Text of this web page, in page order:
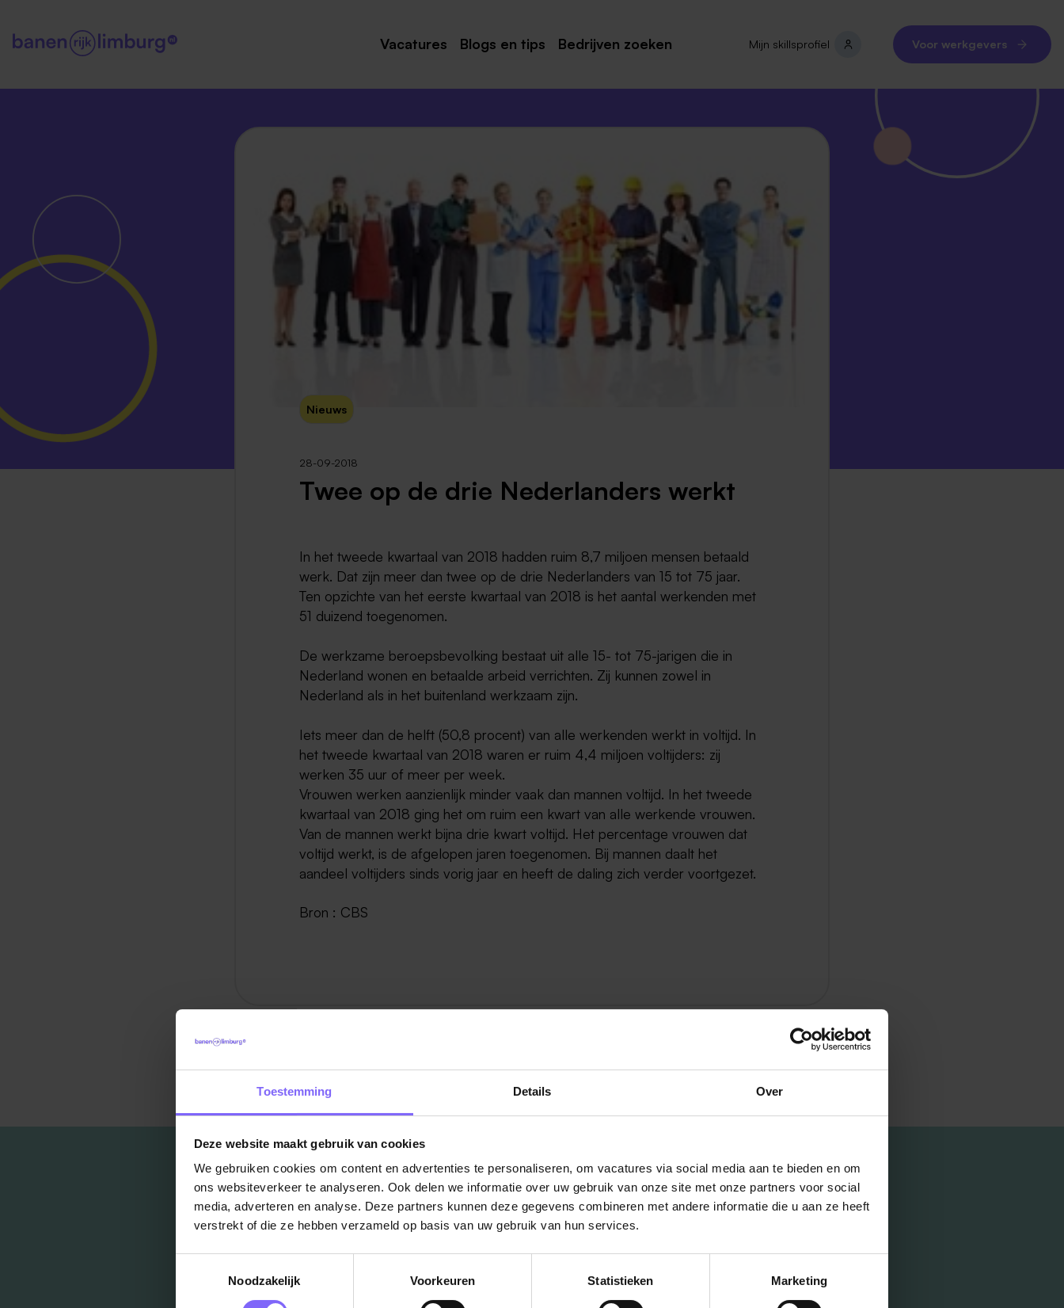
Toestemming Details Over
Deze website maakt gebruik van cookies
We gebruiken cookies om content en advertenties te personaliseren, om vacatures via social media aan te bieden en om
ons websiteverkeer te analyseren. Ook delen we informatie over uw gebruik van onze site met onze partners voor social
media, adverteren en analyse. Deze partners kunnen deze gegevens combineren met andere informatie die u aan ze heeft
verstrekt of die ze hebben verzameld op basis van uw gebruik van hun services.
Noodzakelijk
Voorkeuren Statistieken Marketing
Vacatures
Maastricht
Roermond
Venray
Noord-Limburg
Midden-Limburg
Zuid-Limburg
Heerlen
Blogs en tips Bedrijven zoeken Mijn skillsprofiel Voor werkgevers
Nieuws
28-09-2018
Twee op de drie Nederlanders werkt
In het tweede kwartaal van 2018 hadden ruim 8,7 miljoen mensen betaald
werk. Dat zijn meer dan twee op de drie Nederlanders van 15 tot 75 jaar.
Ten opzichte van het eerste kwartaal van 2018 is het aantal werkenden met
51 duizend toegenomen.
De werkzame beroepsbevolking bestaat uit alle 15- tot 75-jarigen die in
Nederland wonen en betaalde arbeid verrichten. Zij kunnen zowel in
Nederland als in het buitenland werkzaam zijn.
Iets meer dan de helft (50,8 procent) van alle werkenden werkt in voltijd. In
het tweede kwartaal van 2018 waren er ruim 4,4 miljoen voltijders: zij
werken 35 uur of meer per week.
Vrouwen werken aanzienlijk minder vaak dan mannen voltijd. In het tweede
kwartaal van 2018 ging het om ruim een kwart van alle werkende vrouwen.
Van de mannen werkt bijna drie kwart voltijd. Het percentage vrouwen dat
voltijd werkt, is de afgelopen jaren toegenomen. Bij mannen daalt het
aandeel voltijders sinds vorig jaar en heeft de daling zich verder voortgezet.
Bron : CBS
Vacatures
in je mailbox?